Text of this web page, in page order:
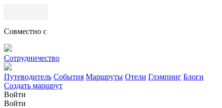
Совместно с
Сотрудничество
Путеводитель События Маршруты Отели Глэмпинг Блоги
Создать маршрут
Войти
Войти